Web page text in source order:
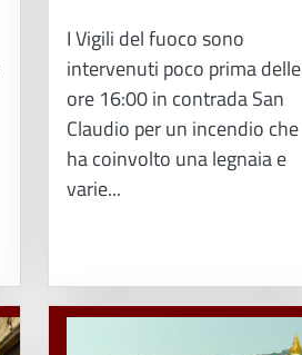
I Vigili del fuoco sono
intervenuti poco prima delle
ore 16:00 in contrada San
Claudio per un incendio che
ha coinvolto una legnaia e
varie...